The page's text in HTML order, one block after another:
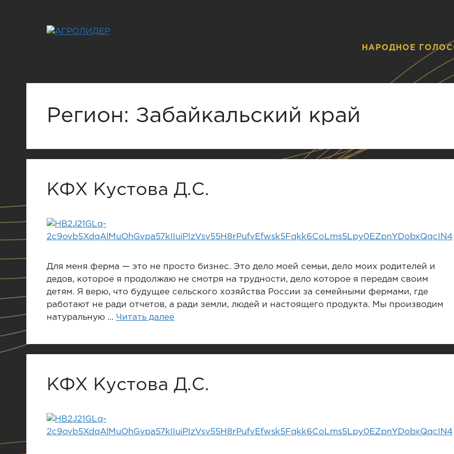
содержимому
НАРОДНОЕ
Регион: Забайкальский край
КФХ Кустова Д.С.
Для меня ферма — это не просто бизнес. Это дело моей семьи, дело моих родителей и
дедов, которое я продолжаю не смотря на трудности, дело которое я передам своим
детям. Я верю, что будущее сельского хозяйства России за семейными фермами, где
работают не ради отчетов, а ради земли, людей и настоящего продукта. Мы производим
натуральную … Читать далее
КФХ Кустова Д.С.